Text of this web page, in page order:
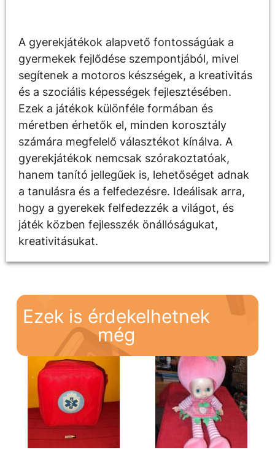
A gyerekjátékok alapvető fontosságúak a
gyermekek fejlődése szempontjából, mivel
segítenek a motoros készségek, a kreativitás
és a szociális képességek fejlesztésében.
Ezek a játékok különféle formában és
méretben érhetők el, minden korosztály
számára megfelelő választékot kínálva. A
gyerekjátékok nemcsak szórakoztatóak,
hanem tanító jellegűek is, lehetőséget adnak
a tanulásra és a felfedezésre. Ideálisak arra,
hogy a gyerekek felfedezzék a világot, és
játék közben fejlesszék önállóságukat,
kreativitásukat.
Ezek is érdekelhetnek
még